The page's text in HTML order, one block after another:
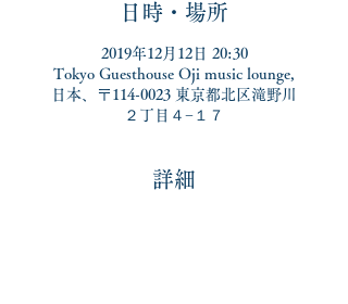
日時・場所
2019年12月12日 20:30
Tokyo Guesthouse Oji music lounge,
日本、〒114-0023 東京都北区滝野川
２丁目４−１７
詳細